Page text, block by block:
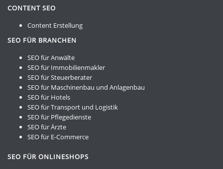
CONTENT SEO
Content Erstellung
SEO FÜR BRANCHEN
SEO für Anwälte
SEO für Immobilienmakler
SEO für Steuerberater
SEO für Maschinenbau und Anlagenbau
SEO für Hotels
SEO für Transport und Logistik
SEO für Pflegedienste
SEO für Ärzte
SEO für E-Commerce
SEO FÜR ONLINESHOPS